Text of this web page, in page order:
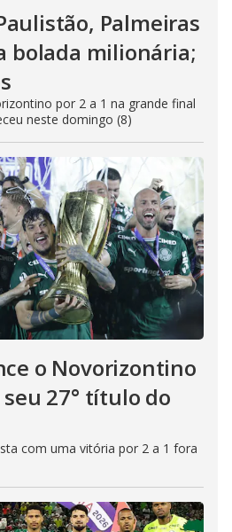
Palmeiras
bolada milionária;
por 2 a 1 na grande final
neste domingo (8)
o Novorizontino
27° título do
com uma vitória por 2 a 1 fora